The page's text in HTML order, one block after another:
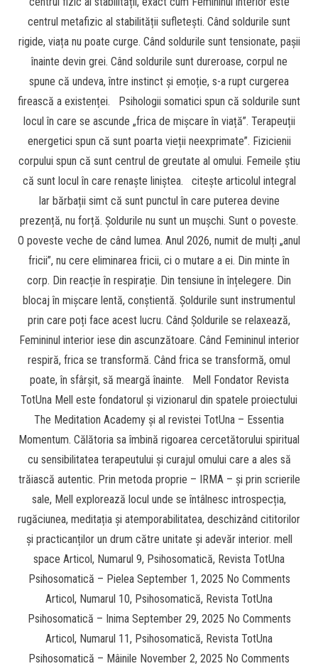
centrul metafizic al stabilității sufletești. Când soldurile sunt
rigide, viața nu poate curge. Când soldurile sunt tensionate, pașii
înainte devin grei. Când soldurile sunt dureroase, corpul ne
spune că undeva, între instinct și emoție, s-a rupt curgerea
firească a existenței. Psihologii somatici spun că soldurile sunt
locul în care se ascunde „frica de mișcare în viață”. Terapeuții
energetici spun că sunt poarta vieții neexprimate”. Fizicienii
corpului spun că sunt centrul de greutate al omului. Femeile știu
că sunt locul în care renaște liniștea. citește articolul integral
Iar bărbații simt că sunt punctul în care puterea devine
prezență, nu forță. Șoldurile nu sunt un mușchi. Sunt o poveste.
O poveste veche de când lumea. Anul 2026, numit de mulți „anul
fricii”, nu cere eliminarea fricii, ci o mutare a ei. Din minte în
corp. Din reacție în respirație. Din tensiune în înțelegere. Din
blocaj în mișcare lentă, conștientă. Șoldurile sunt instrumentul
prin care poți face acest lucru. Când Șoldurile se relaxează,
Femininul interior iese din ascunzătoare. Când Femininul interior
respiră, frica se transformă. Când frica se transformă, omul
poate, în sfârșit, să meargă înainte. Mell Fondator Revista
TotUna Mell este fondatorul și vizionarul din spatele proiectului
The Meditation Academy și al revistei TotUna – Essentia
Momentum. Călătoria sa îmbină rigoarea cercetătorului spiritual
cu sensibilitatea terapeutului și curajul omului care a ales să
trăiască autentic. Prin metoda proprie – IRMA – și prin scrierile
sale, Mell explorează locul unde se întâlnesc introspecția,
rugăciunea, meditația și atemporabilitatea, deschizând cititorilor
și practicanților un drum către unitate și adevăr interior. mell
space Articol, Numarul 9, Psihosomatică, Revista TotUna
Psihosomatică – Pielea September 1, 2025 No Comments
Articol, Numarul 10, Psihosomatică, Revista TotUna
Psihosomatică – Inima September 29, 2025 No Comments
Articol, Numarul 11, Psihosomatică, Revista TotUna
Psihosomatică – Mâinile November 2, 2025 No Comments